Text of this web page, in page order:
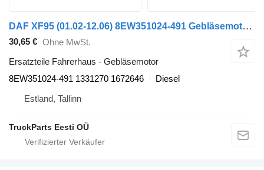
DAF XF95 (01.02-12.06) 8EW351024-491 Gebläsemotor für DAF XF95, XF105 (2001-2014) Sattelzugmaschine
30,65 € Ohne MwSt.
Ersatzteile Fahrerhaus - Gebläsemotor
8EW351024-491 1331270 1672646
Diesel
Estland, Tallinn
TruckParts Eesti OÜ